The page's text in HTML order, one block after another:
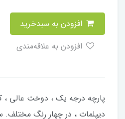
پارچه درجه یک ، دوخت عالی ،